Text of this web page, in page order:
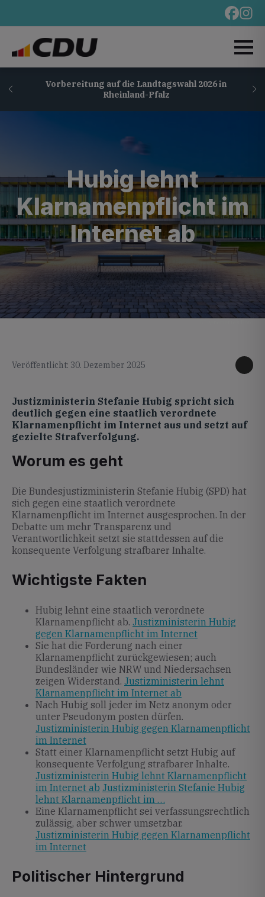
Vorbereitung auf die Landtagswahl 2026 in
Rheinland-Pfalz
Hubig lehnt
Klarnamenpflicht im
Internet ab
Veröffentlicht: 30. Dezember 2025
Justizministerin Stefanie Hubig spricht sich
deutlich gegen eine staatlich verordnete
Klarnamenpflicht im Internet aus und setzt auf
gezielte Strafverfolgung.
Worum es geht
Die Bundesjustizministerin Stefanie Hubig (SPD) hat
sich gegen eine staatlich verordnete
Klarnamenpflicht im Internet ausgesprochen. In der
Debatte um mehr Transparenz und
Verantwortlichkeit setzt sie stattdessen auf die
konsequente Verfolgung strafbarer Inhalte.
Wichtigste Fakten
Hubig lehnt eine staatlich verordnete
Klarnamenpflicht ab. Justizministerin Hubig
gegen Klarnamenpflicht im Internet
Sie hat die Forderung nach einer
Klarnamenpflicht zurückgewiesen; auch
Bundesländer wie NRW und Niedersachsen
zeigen Widerstand. Justizministerin lehnt
Klarnamenpflicht im Internet ab
Nach Hubig soll jeder im Netz anonym oder
unter Pseudonym posten dürfen.
Justizministerin Hubig gegen Klarnamenpflicht
im Internet
Statt einer Klarnamenpflicht setzt Hubig auf
konsequente Verfolgung strafbarer Inhalte.
Justizministerin Hubig lehnt Klarnamenpflicht
im Internet ab Justizministerin Stefanie Hubig
lehnt Klarnamenpflicht im …
Eine Klarnamenpflicht sei verfassungsrechtlich
zulässig, aber schwer umsetzbar.
Justizministerin Hubig gegen Klarnamenpflicht
im Internet
Politischer Hintergrund